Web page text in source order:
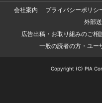
会社案内
プライバシーポリシ
外部
広告出稿・お取り組みのご
一般の読者の方・ユー
Copyright (C) PIA